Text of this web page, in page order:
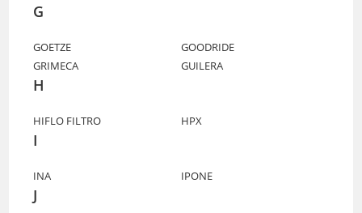
G
GOETZE
GOODRIDE
GRIMECA
GUILERA
H
HIFLO FILTRO HPX
I
INA IPONE
J